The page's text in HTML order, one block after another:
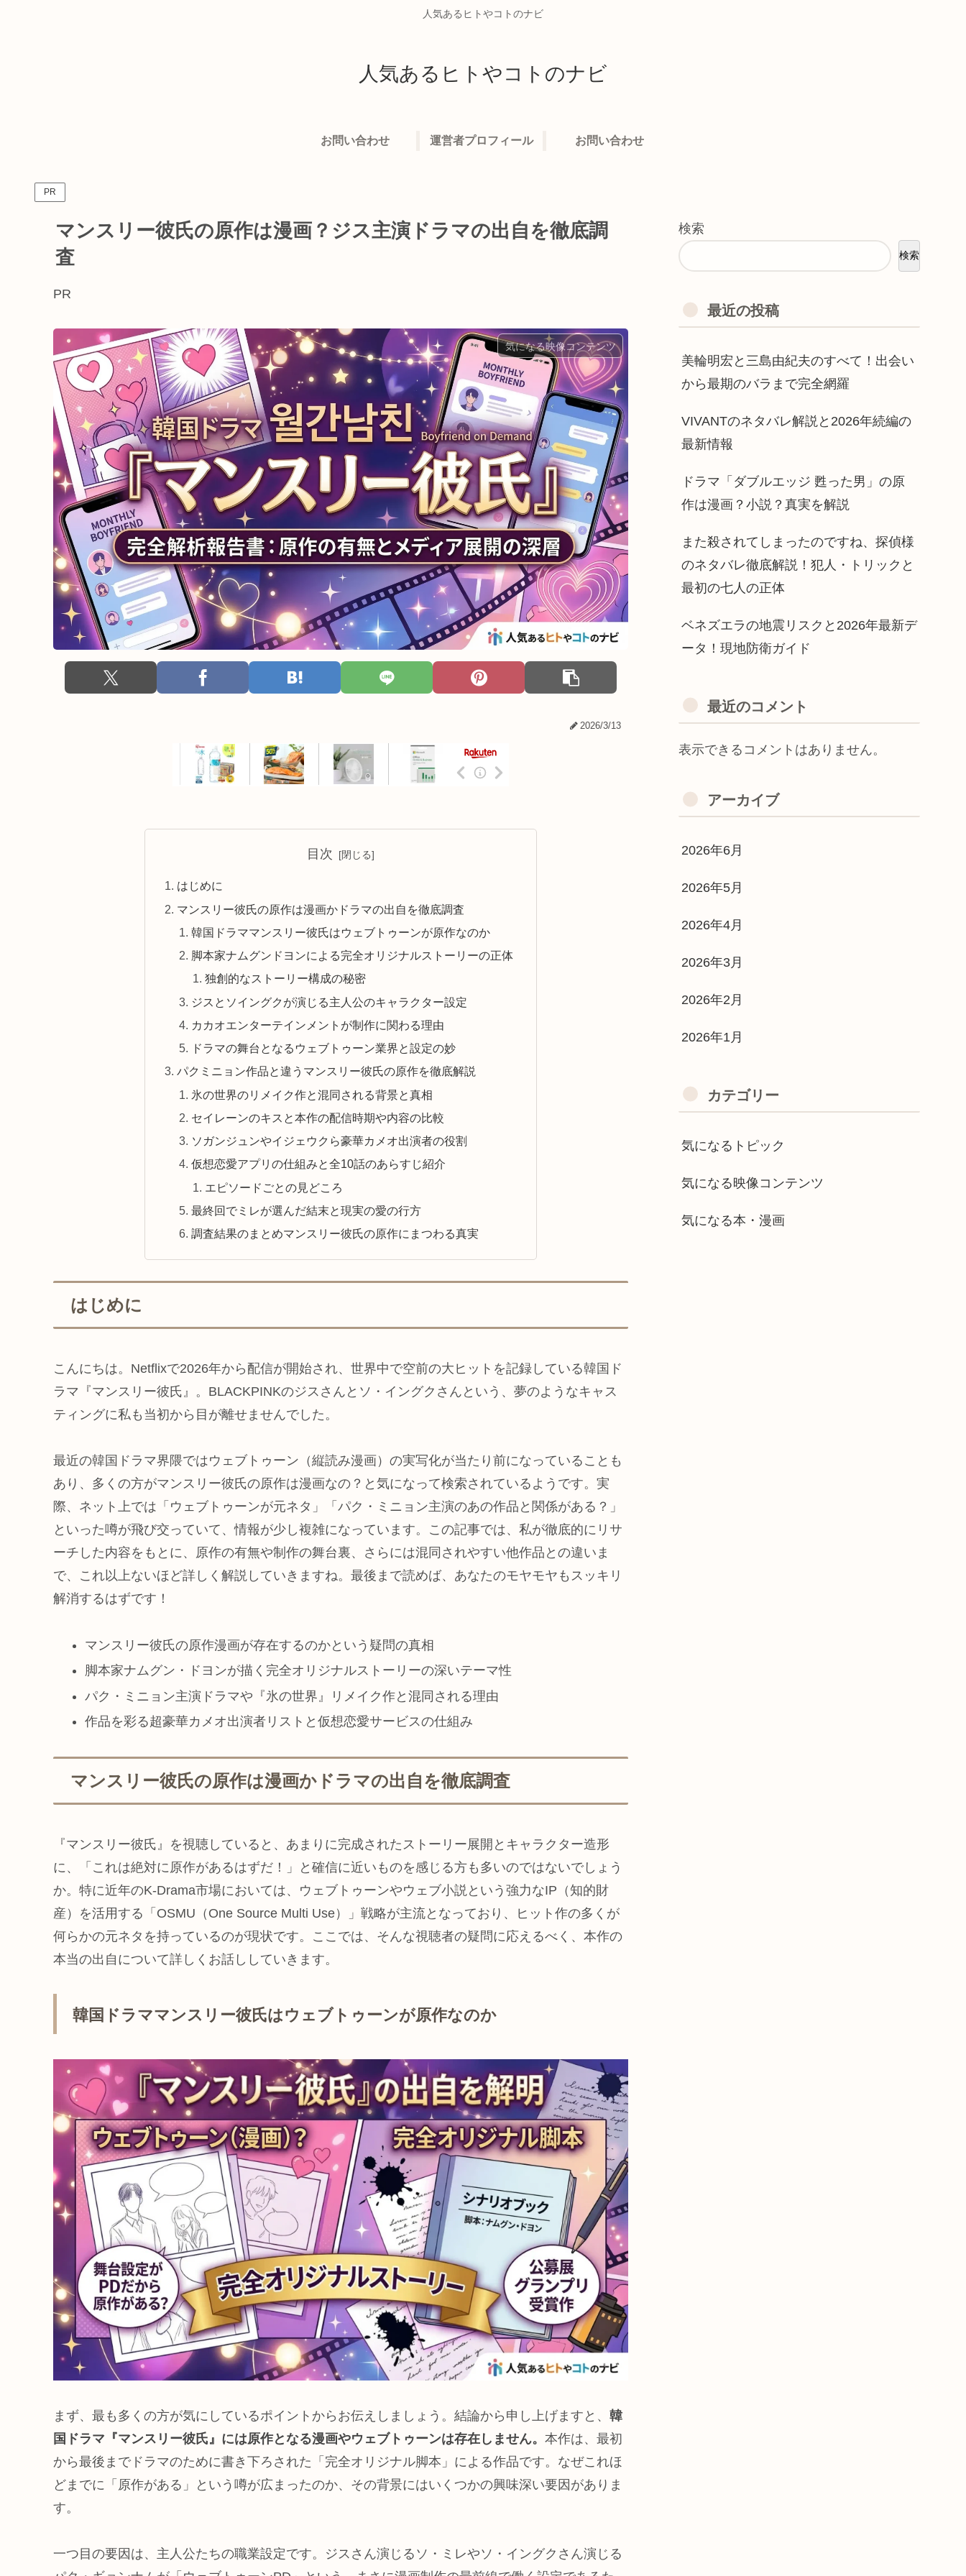
人気あるヒトやコトのナビ
人気あるヒトやコトのナビ
お問い合わせ 運営者プロフィール お問い合わせ
PR
マンスリー彼氏の原作は漫画？ジス主演ドラマの出自を徹底調
査
PR
気になる映像コンテンツ
2026/3/13
目次
はじめに
マンスリー彼氏の原作は漫画かドラマの出自を徹底調査
韓国ドラママンスリー彼氏はウェブトゥーンが原作なのか
脚本家ナムグンドヨンによる完全オリジナルストーリーの正体
独創的なストーリー構成の秘密
ジスとソイングクが演じる主人公のキャラクター設定
カカオエンターテインメントが制作に関わる理由
ドラマの舞台となるウェブトゥーン業界と設定の妙
パクミニョン作品と違うマンスリー彼氏の原作を徹底解説
氷の世界のリメイク作と混同される背景と真相
セイレーンのキスと本作の配信時期や内容の比較
ソガンジュンやイジェウクら豪華カメオ出演者の役割
仮想恋愛アプリの仕組みと全10話のあらすじ紹介
エピソードごとの見どころ
最終回でミレが選んだ結末と現実の愛の行方
調査結果のまとめマンスリー彼氏の原作にまつわる真実
はじめに
こんにちは。Netflixで2026年から配信が開始され、世界中で空前の大ヒットを記録している韓国ド
ラマ『マンスリー彼氏』。BLACKPINKのジスさんとソ・イングクさんという、夢のようなキャス
ティングに私も当初から目が離せませんでした。
最近の韓国ドラマ界隈ではウェブトゥーン（縦読み漫画）の実写化が当たり前になっていることも
あり、多くの方がマンスリー彼氏の原作は漫画なの？と気になって検索されているようです。実
際、ネット上では「ウェブトゥーンが元ネタ」「パク・ミニョン主演のあの作品と関係がある？」
といった噂が飛び交っていて、情報が少し複雑になっています。この記事では、私が徹底的にリサ
ーチした内容をもとに、原作の有無や制作の舞台裏、さらには混同されやすい他作品との違いま
で、これ以上ないほど詳しく解説していきますね。最後まで読めば、あなたのモヤモヤもスッキリ
解消するはずです！
マンスリー彼氏の原作漫画が存在するのかという疑問の真相
脚本家ナムグン・ドヨンが描く完全オリジナルストーリーの深いテーマ性
パク・ミニョン主演ドラマや『氷の世界』リメイク作と混同される理由
作品を彩る超豪華カメオ出演者リストと仮想恋愛サービスの仕組み
マンスリー彼氏の原作は漫画かドラマの出自を徹底調査
『マンスリー彼氏』を視聴していると、あまりに完成されたストーリー展開とキャラクター造形
に、「これは絶対に原作があるはずだ！」と確信に近いものを感じる方も多いのではないでしょう
か。特に近年のK-Drama市場においては、ウェブトゥーンやウェブ小説という強力なIP（知的財
産）を活用する「OSMU（One Source Multi Use）」戦略が主流となっており、ヒット作の多くが
何らかの元ネタを持っているのが現状です。ここでは、そんな視聴者の疑問に応えるべく、本作の
本当の出自について詳しくお話ししていきます。
韓国ドラママンスリー彼氏はウェブトゥーンが原作なのか
まず、最も多くの方が気にしているポイントからお伝えしましょう。結論から申し上げますと、 韓
国ドラマ『マンスリー彼氏』には原作となる漫画やウェブトゥーンは存在しません。 本作は、最初
から最後までドラマのために書き下ろされた「完全オリジナル脚本」による作品です。なぜこれほ
どまでに「原作がある」という噂が広まったのか、その背景にはいくつかの興味深い要因がありま
す。
一つ目の要因は、主人公たちの職業設定です。ジスさん演じるソ・ミレやソ・イングクさん演じる
検索
検索
最近の投稿
美輪明宏と三島由紀夫のすべて！出会い
から最期のバラまで完全網羅
VIVANTのネタバレ解説と2026年続編の
最新情報
ドラマ「ダブルエッジ 甦った男」の原
作は漫画？小説？真実を解説
また殺されてしまったのですね、探偵様
のネタバレ徹底解説！犯人・トリックと
最初の七人の正体
ベネズエラの地震リスクと2026年最新デ
ータ！現地防衛ガイド
最近のコメント
表示できるコメントはありません。
アーカイブ
2026年6月
2026年5月
2026年4月
2026年3月
2026年2月
2026年1月
カテゴリー
気になるトピック
気になる映像コンテンツ
気になる本・漫画